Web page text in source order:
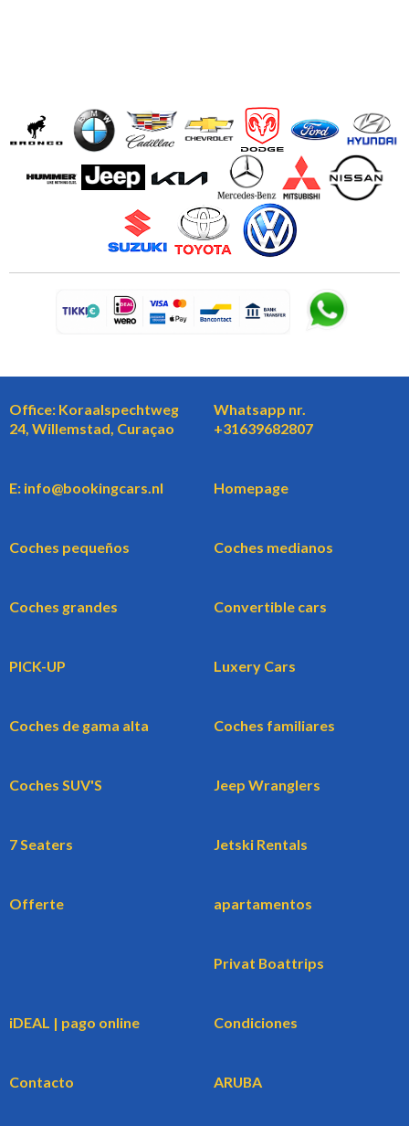
Office: Koraalspechtweg
24, Willemstad, Curaçao
Whatsapp nr.
+31639682807
E: info@bookingcars.nl Homepage
Coches pequeños Coches medianos
Coches grandes Convertible cars
PICK-UP Luxery Cars
Coches de gama alta Coches familiares
Coches SUV'S Jeep Wranglers
7 Seaters Jetski Rentals
Offerte apartamentos
Privat Boattrips
iDEAL | pago online Condiciones
Contacto ARUBA